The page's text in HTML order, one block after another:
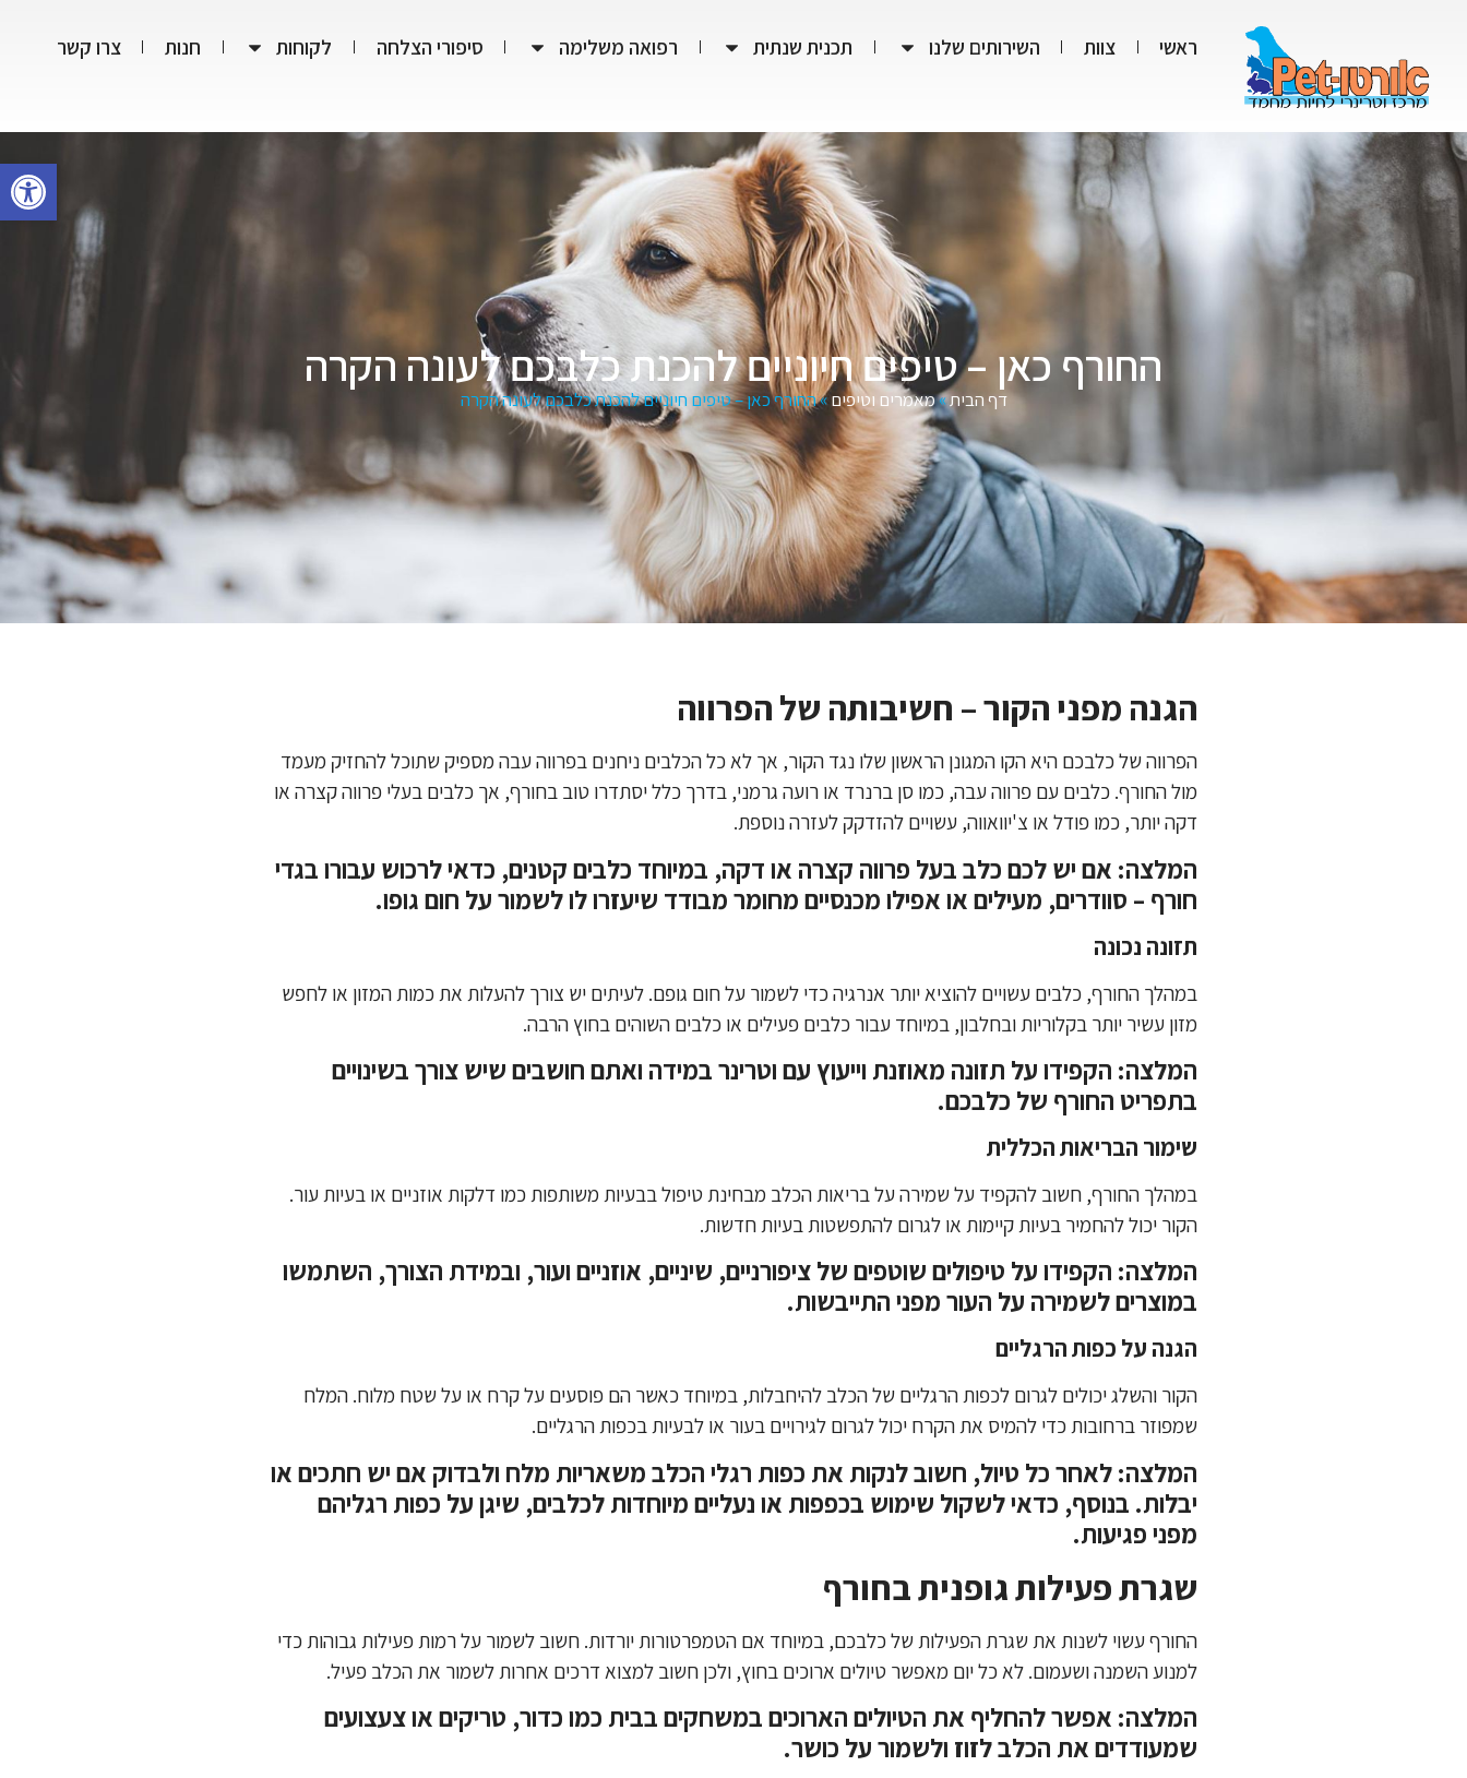
פתח
ראשי צוות השירותים שלנו תכנית שנתית רפואה משלימה סיפורי הצלחה לקוחות חנות צרו קשר
החורף כאן – טיפים חיוניים להכנת כלבכם לעונה הקרה
דף הבית»מאמרים וטיפים»החורף כאן – טיפים חיוניים להכנת כלבכם לעונה הקרה
הגנה מפני הקור – חשיבותה של הפרווה
הפרווה של כלבכם היא הקו המגונן הראשון שלו נגד הקור, אך לא כל הכלבים ניחנים בפרווה עבה מספיק שתוכל להחזיק מעמד
מול החורף. כלבים עם פרווה עבה, כמו סן ברנרד או רועה גרמני, בדרך כלל יסתדרו טוב בחורף, אך כלבים בעלי פרווה קצרה או
דקה יותר, כמו פודל או צ'יוואווה, עשויים להזדקק לעזרה נוספת.
המלצה: אם יש לכם כלב בעל פרווה קצרה או דקה, במיוחד כלבים קטנים, כדאי לרכוש עבורו בגדי
חורף – סוודרים, מעילים או אפילו מכנסיים מחומר מבודד שיעזרו לו לשמור על חום גופו.
תזונה נכונה
במהלך החורף, כלבים עשויים להוציא יותר אנרגיה כדי לשמור על חום גופם. לעיתים יש צורך להעלות את כמות המזון או לחפש
מזון עשיר יותר בקלוריות ובחלבון, במיוחד עבור כלבים פעילים או כלבים השוהים בחוץ הרבה.
המלצה: הקפידו על תזונה מאוזנת וייעוץ עם וטרינר במידה ואתם חושבים שיש צורך בשינויים
בתפריט החורף של כלבכם.
שימור הבריאות הכללית
במהלך החורף, חשוב להקפיד על שמירה על בריאות הכלב מבחינת טיפול בבעיות משותפות כמו דלקות אוזניים או בעיות עור.
הקור יכול להחמיר בעיות קיימות או לגרום להתפשטות בעיות חדשות.
המלצה: הקפידו על טיפולים שוטפים של ציפורניים, שיניים, אוזניים ועור, ובמידת הצורך, השתמשו
במוצרים לשמירה על העור מפני התייבשות.
הגנה על כפות הרגליים
הקור והשלג יכולים לגרום לכפות הרגליים של הכלב להיחבלות, במיוחד כאשר הם פוסעים על קרח או על שטח מלוח. המלח
שמפוזר ברחובות כדי להמיס את הקרח יכול לגרום לגירויים בעור או לבעיות בכפות הרגליים.
המלצה: לאחר כל טיול, חשוב לנקות את כפות רגלי הכלב משאריות מלח ולבדוק אם יש חתכים או
יבלות. בנוסף, כדאי לשקול שימוש בכפפות או נעליים מיוחדות לכלבים, שיגן על כפות רגליהם
מפני פגיעות.
שגרת פעילות גופנית בחורף
החורף עשוי לשנות את שגרת הפעילות של כלבכם, במיוחד אם הטמפרטורות יורדות. חשוב לשמור על רמות פעילות גבוהות כדי
למנוע השמנה ושעמום. לא כל יום מאפשר טיולים ארוכים בחוץ, ולכן חשוב למצוא דרכים אחרות לשמור את הכלב פעיל.
המלצה: אפשר להחליף את הטיולים הארוכים במשחקים בבית כמו כדור, טריקים או צעצועים
שמעודדים את הכלב לזוז ולשמור על כושר.